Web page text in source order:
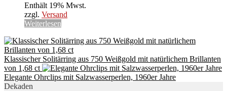
Enthält 19% Mwst.
zzgl. Versand
Weiterlesen
Klassischer Solitärring aus 750 Weißgold mit natürlichem Brillanten
von 1,68 ct
Elegante Ohrclips mit Salzwasserperlen, 1960er Jahre
Dekaden